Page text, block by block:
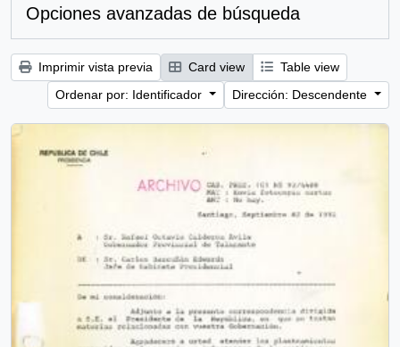
Opciones avanzadas de búsqueda
Imprimir vista previa Card view
Table view
Ordenar por: Identificador
Dirección: Descendente